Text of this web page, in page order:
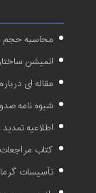
محاسبه حجم
انمیشن
مقاله ای
شیوه نامه
اطلاعیه
کتاب
تأسیسات